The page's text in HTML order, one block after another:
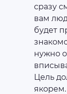
сразу
вам
будет
нужно
Цель
якорем.